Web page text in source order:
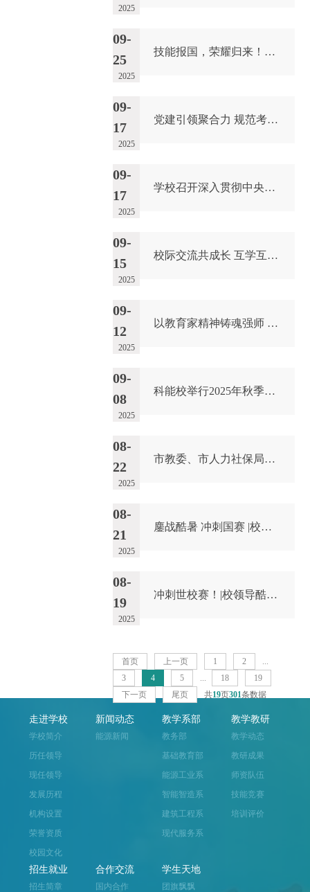
2025
09-
25
2025
技能报国，荣耀归来！热烈欢迎我校代表团凯旋
09-
17
2025
党建引领聚合力 规范考试显担当 |我校与市职鉴中心联合开展主题党日活动暨顺利完成2025年度全市机关事业单位工勤人员技术等级考试
09-
17
2025
学校召开深入贯彻中央八项规定精神学习教育总结会
09-
15
2025
校际交流共成长 互学互鉴促发展 |南充市中等职业技术学校来校学习调研
09-
12
2025
以教育家精神铸魂强师 谱写教育强国建设华章——学校召开庆祝第41个教师节表彰大会暨教职工大会
09-
08
2025
科能校举行2025年秋季开学典礼暨开学第一课
08-
22
2025
市教委、市人力社保局领导来校调研并慰问大赛选手专家
08-
21
2025
鏖战酷暑 冲刺国赛 |校领导亲切慰问勉励备赛师生
08-
19
2025
冲刺世校赛！|校领导酷暑慰问应急救援集训师生
首页 上一页 1 2
3
4 5 18
19
下一页
尾页 共19页301条数据
走进学校
学校简介
历任领导
现任领导
发展历程
机构设置
荣誉资质
校园文化
新闻动态
能源新闻
教学系部
教务部
基础教育部
能源工业系
智能智造系
建筑工程系
现代服务系
教学教研
教学动态
教研成果
师资队伍
技能竞赛
培训评价
招生就业
招生简章
合作交流
国内合作
学生天地
团旗飘飘